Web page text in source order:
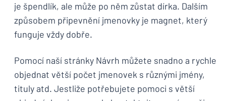
je špendlík, ale může po něm zůstat dírka. Dalším
způsobem připevnění jmenovky je magnet, který
funguje vždy dobře.
Pomocí naší stránky Návrh můžete snadno a rychle
objednat větší počet jmenovek s různými jmény,
tituly atd. Jestliže potřebujete pomoci s větší